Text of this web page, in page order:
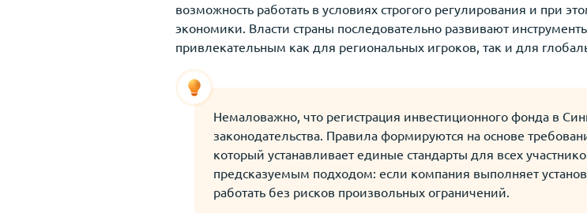
возможность работать в условиях строгого регулирования и при
экономики. Власти страны последовательно развивают
привлекательным как для региональных игроков, так и для
Немаловажно, что регистрация инвестиционного фонда в
законодательства. Правила формируются на основе
который устанавливает единые стандарты для всех
предсказуемым подходом: если компания выполняет
работать без рисков произвольных ограничений.